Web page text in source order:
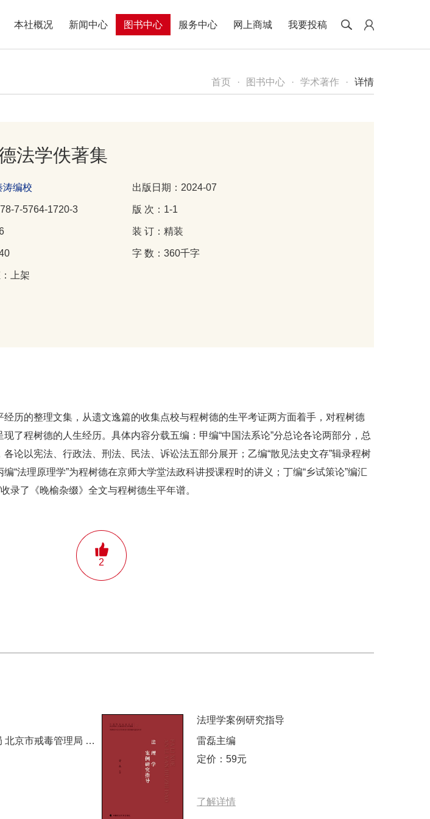
本社概况 新闻中心 图书中心 服务中心 网上商城 我要投稿
首页 · 图书中心 · 学术著作 · 详情
法学佚著集
涛编校 出版日期：2024-07
7-5764-1720-3 版 次：1-1
装 订：精装
字 数：360千字
上架
历的整理文集，从遗文逸篇的收集点校与程树德的生平考证两方面着手，对程树德
了程树德的人生经历。具体内容分载五编：甲编“中国法系论”分总论各论两部分，总
论以宪法、行政法、刑法、民法、诉讼法五部分展开；乙编“散见法史文存”辑录程树
“法理原理学”为程树德在京师大学堂法政科讲授课程时的讲义；丁编“乡试策论”编汇
录了《晚榆杂缀》全文与程树德生平年谱。
2
北京市监狱管理局 北京市戒毒管理局 编著
法理学案例研究指导
雷磊主编
定价：59元
了解详情